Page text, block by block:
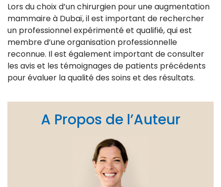
Lors du choix d’un chirurgien pour une augmentation
mammaire à Dubaï, il est important de rechercher
un professionnel expérimenté et qualifié, qui est
membre d’une organisation professionnelle
reconnue. Il est également important de consulter
les avis et les témoignages de patients précédents
pour évaluer la qualité des soins et des résultats.
A Propos de l’Auteur